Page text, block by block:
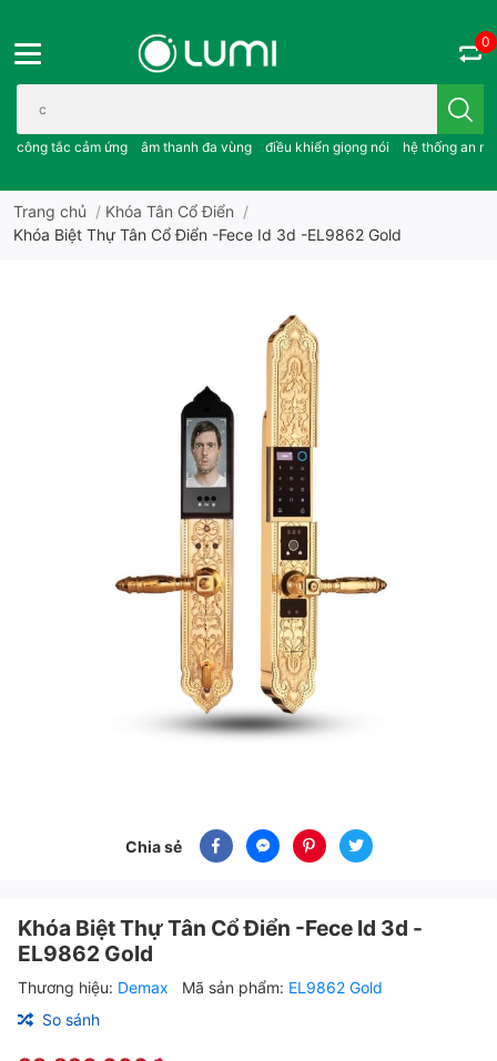
Bạn cần tìm gì..; công tắc cảm ứng..; âm thanh đa vùng ; điều
công tắc cảm ứng âm thanh đa vùng điều khiển giọng nói hệ thống an
0
Trang chủ / Khóa Tân Cổ Điển /
Khóa Biệt Thự Tân Cổ Điển -Fece Id 3d -EL9862 Gold
Chia sẻ
Khóa Biệt Thự Tân Cổ Điển -Fece Id 3d -
EL9862 Gold
Thương hiệu: Demax Mã sản phẩm: EL9862 Gold
So sánh